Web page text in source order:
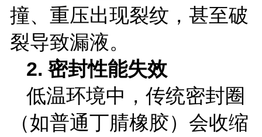
撞、重压出现裂纹，甚至破
裂导致漏液。
2.密封性能失效
低温环境中，传统密封圈
（如普通丁腈橡胶）会收缩